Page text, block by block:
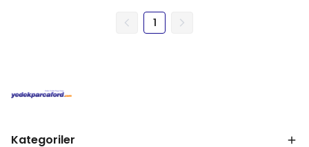
1
Kategoriler